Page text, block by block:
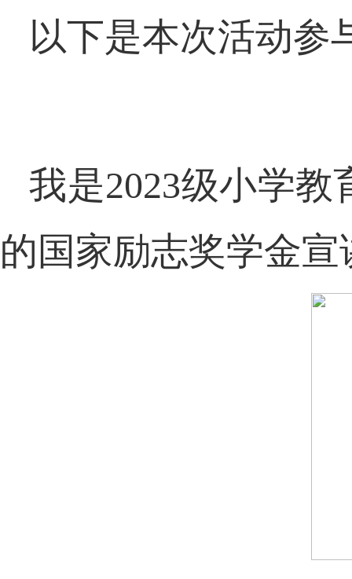
以下是本次活动参
我是2023级小学教
的国家励志奖学金